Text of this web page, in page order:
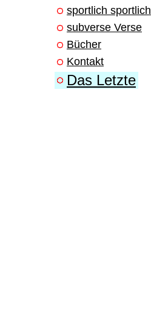
sportlich sportlich
subverse Verse
Bücher
Kontakt
Das Letzte